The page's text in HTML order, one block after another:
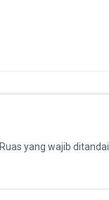
Ruas yang wajib ditandai